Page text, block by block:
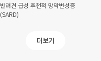
반려견 급성 후천적 망막변성증
(SARD)
더보기